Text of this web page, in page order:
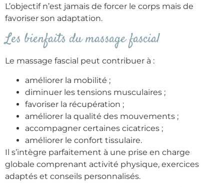
L’objectif n’est jamais de forcer le corps mais de
favoriser son adaptation.
Les bienfaits du massage fascial
Le massage fascial peut contribuer à :
améliorer la mobilité ;
diminuer les tensions musculaires ;
favoriser la récupération ;
améliorer la qualité des mouvements ;
accompagner certaines cicatrices ;
améliorer le confort tissulaire.
Il s’intègre parfaitement à une prise en charge
globale comprenant activité physique, exercices
adaptés et conseils personnalisés.